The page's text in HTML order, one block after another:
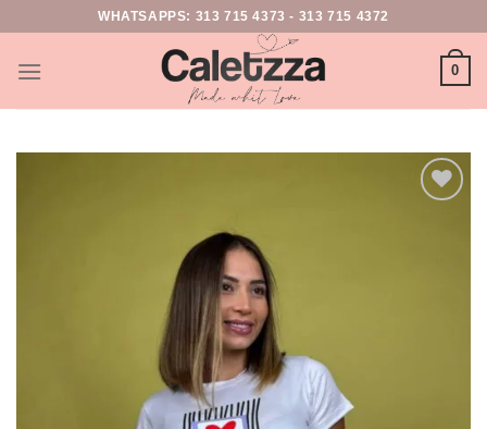
WHATSAPPS: 313 715 4373 - 313 715 4372
0